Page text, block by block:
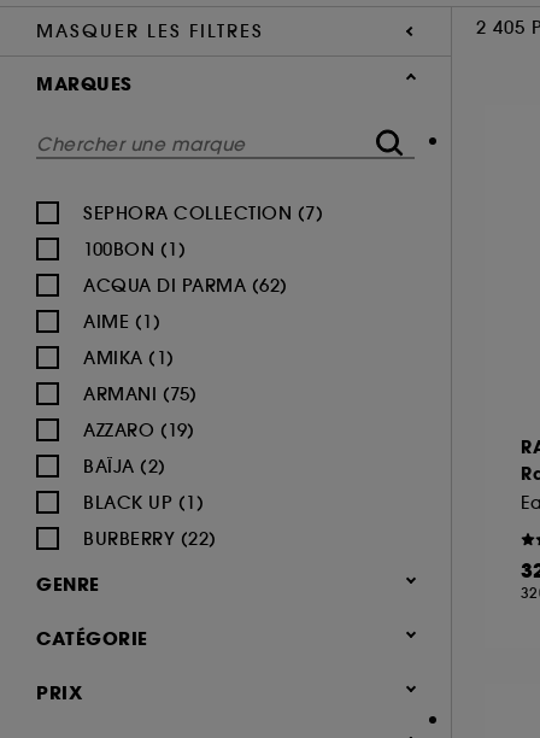
MASQUER LES FILTRES 2 405
MARQUES
SEPHORA COLLECTION (7)
100BON (1)
ACQUA DI PARMA (62)
AIME (1)
AMIKA (1)
ARMANI (75)
AZZARO (19)
BAÏJA (2)
BLACK UP (1)
BURBERRY (22)
BVLGARI (12)
CACHAREL (24)
GENRE
Femme (1377)
Mixte (493)
CATÉGORIE
Parfum
PRIX